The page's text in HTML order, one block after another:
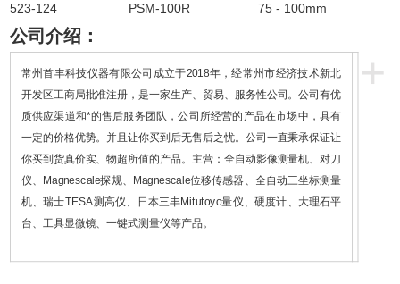
523-124 PSM-100R 75 - 100mm
公司介绍：
+
常州首丰科技仪器有限公司成立于2018年，经常州市经济技术新北
开发区工商局批准注册，是一家生产、贸易、服务性公司。公司有优
质供应渠道和*的售后服务团队，公司所经营的产品在市场中，具有
一定的价格优势。并且让你买到后无售后之忧。公司一直秉承保证让
你买到货真价实、物超所值的产品。主营：全自动影像测量机、对刀
仪、Magnescale探规、Magnescale位移传感器、全自动三坐标测量
机、瑞士TESA测高仪、日本三丰Mitutoyo量仪、硬度计、大理石平
台、工具显微镜、一键式测量仪等产品。